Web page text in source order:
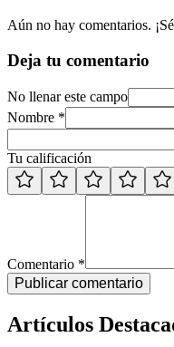
Aún no hay comentarios.
Deja tu comentario
No llenar este campo
Nombre *
Tu calificación
Comentario *
Publicar comentario
Artículos